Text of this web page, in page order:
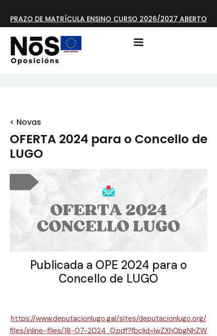
PRAZO DE MATRÍCULA ENSINO CURSO 2026/2027 ABERTO
< Novas
OFERTA 2024 para o Concello de
LUGO
Publicada a OPE 2024 para o
Concello de LUGO
https://www.deputacionlugo.gal/sites/deputacionlugo.org/
files/inline-files/18-07-2024_0.pdf?fbclid=IwZXh0bgNhZW